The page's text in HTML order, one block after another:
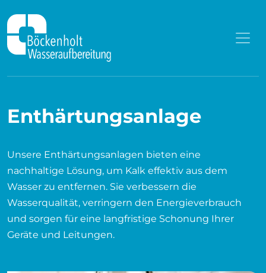
Enthärtungsanlage
Unsere Enthärtungsanlagen bieten eine
nachhaltige Lösung, um Kalk effektiv aus dem
Wasser zu entfernen. Sie verbessern die
Wasserqualität, verringern den Energieverbrauch
und sorgen für eine langfristige Schonung Ihrer
Geräte und Leitungen.